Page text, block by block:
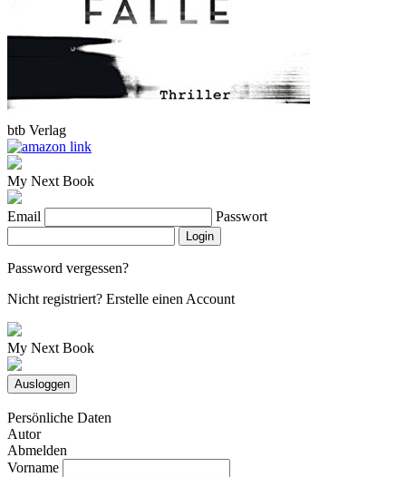
btb Verlag
My Next Book
Email Passwort
Login
Password vergessen?
Nicht registriert? Erstelle einen Account
My Next Book
Ausloggen
Persönliche Daten
Autor
Abmelden
Vorname